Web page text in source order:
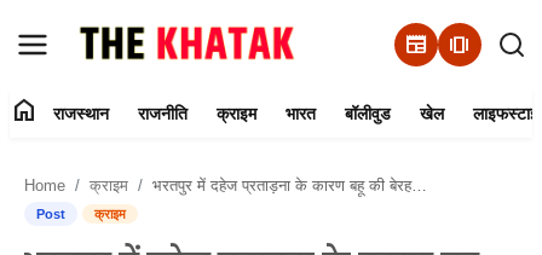
newspaper amp_stories
Contact Us
home राजस्थान राजनीति क्राइम भारत बॉलीवुड खेल
Home क्राइम भरतपुर में दहेज प्रताड़ना के कारण बहू की बेरहमी से हत्या: FIR दर्ज कराने से नाराज ससुराल वालों ने सरिए-डंडों से पीटा, फिर जबरन जहर पिलाया
Post क्राइम